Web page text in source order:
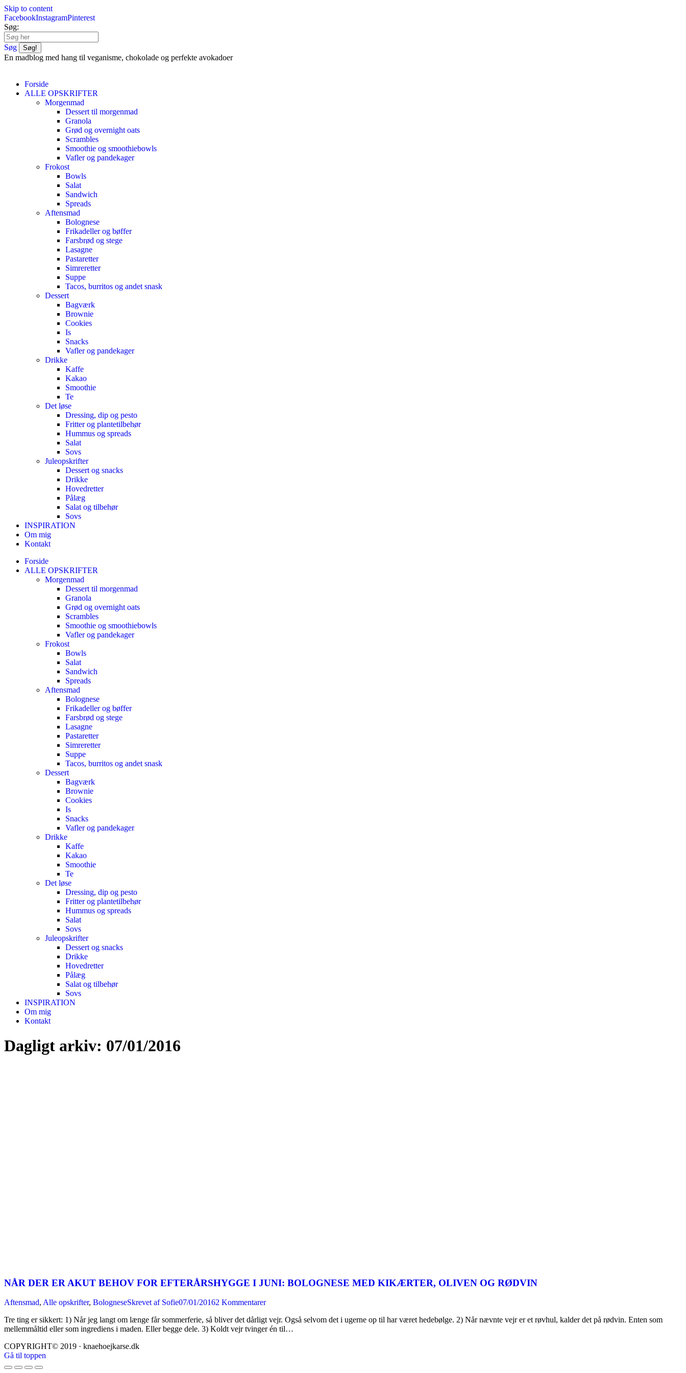
Skip to content
FacebookInstagramPinterest
Søg:
Søg
En madblog med hang til veganisme, chokolade og perfekte avokadoer
Forside
ALLE OPSKRIFTER
Morgenmad
Dessert til morgenmad
Granola
Grød og overnight oats
Scrambles
Smoothie og smoothiebowls
Vafler og pandekager
Frokost
Bowls
Salat
Sandwich
Spreads
Aftensmad
Bolognese
Frikadeller og bøffer
Farsbrød og stege
Lasagne
Pastaretter
Simreretter
Suppe
Tacos, burritos og andet snask
Dessert
Bagværk
Brownie
Cookies
Is
Snacks
Vafler og pandekager
Drikke
Kaffe
Kakao
Smoothie
Te
Det løse
Dressing, dip og pesto
Fritter og plantetilbehør
Hummus og spreads
Salat
Sovs
Juleopskrifter
Dessert og snacks
Drikke
Hovedretter
Pålæg
Salat og tilbehør
Sovs
INSPIRATION
Om mig
Kontakt
Forside
ALLE OPSKRIFTER
Morgenmad
Dessert til morgenmad
Granola
Grød og overnight oats
Scrambles
Smoothie og smoothiebowls
Vafler og pandekager
Frokost
Bowls
Salat
Sandwich
Spreads
Aftensmad
Bolognese
Frikadeller og bøffer
Farsbrød og stege
Lasagne
Pastaretter
Simreretter
Suppe
Tacos, burritos og andet snask
Dessert
Bagværk
Brownie
Cookies
Is
Snacks
Vafler og pandekager
Drikke
Kaffe
Kakao
Smoothie
Te
Det løse
Dressing, dip og pesto
Fritter og plantetilbehør
Hummus og spreads
Salat
Sovs
Juleopskrifter
Dessert og snacks
Drikke
Hovedretter
Pålæg
Salat og tilbehør
Sovs
INSPIRATION
Om mig
Kontakt
Dagligt arkiv: 07/01/2016
NÅR DER ER AKUT BEHOV FOR EFTERÅRSHYGGE I JUNI: BOLOGNESE MED KIKÆRTER, OLIVEN OG RØDVIN
Aftensmad, Alle opskrifter, BologneseSkrevet af Sofie07/01/20162 Kommentarer
Tre ting er sikkert: 1) Når jeg langt om længe får sommerferie, så bliver det dårligt vejr. Også selvom det i ugerne op til har været hedebølge. 2) Når nævnte vejr er et røvhul, kalder det på rødvin. Enten som
mellemmåltid eller som ingrediens i maden. Eller begge dele. 3) Koldt vejr tvinger én til…
COPYRIGHT© 2019 · knaehoejkarse.dk
Gå til toppen